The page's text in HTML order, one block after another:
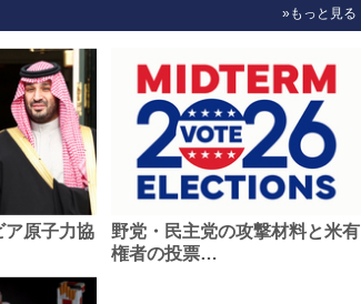
»もっと見る
ア原子力協
野党・民主党の攻撃材料と米有
権者の投票…